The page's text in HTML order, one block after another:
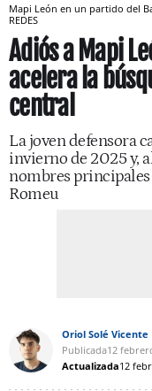
Mapi León en un partido del
REDES
Adiós a Mapi
acelera la
central
La joven defensora
invierno de 2025 y,
nombres
Romeu
Oriol Solé Vicente
Publicada12
Actualizada12